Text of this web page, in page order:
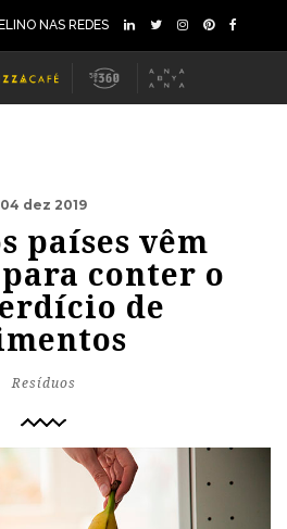
NAS REDES
04 dez 2019
países vêm
conter o
de
Resíduos